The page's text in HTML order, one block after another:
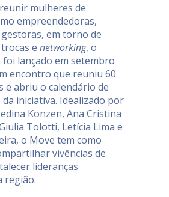
mulheres de
empreendedoras,
em torno de
e networking, o
lançado em setembro
encontro que reuniu 60
e abriu o calendário de
iniciativa. Idealizado por
Konzen, Ana Cristina
Tolotti, Letícia Lima e
o Move tem como
vivências de
lideranças
região.